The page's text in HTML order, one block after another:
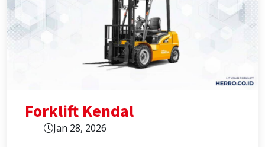
Forklift Kendal
Jan 28, 2026